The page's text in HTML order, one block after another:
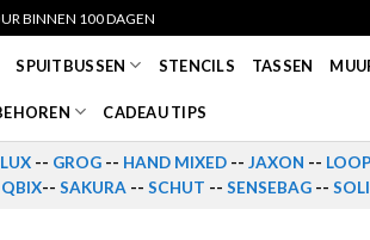
BINNEN 100 DAGEN
SPUITBUSSEN STENCILS TASSEN
CADEAU TIPS
-- GROG -- HAND MIXED -- JAXON -- LOOP
QBIX-- SAKURA -- SCHUT -- SENSEBAG --